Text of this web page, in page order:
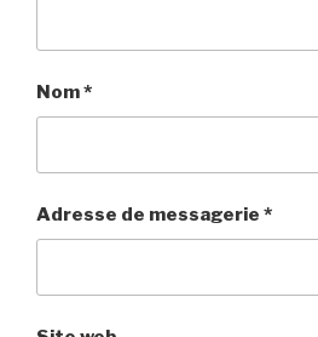
Nom*
Adresse de messagerie *